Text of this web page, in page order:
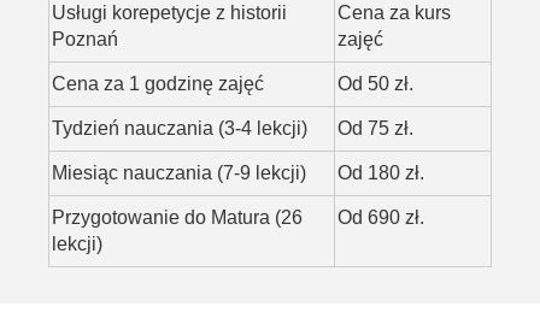
Usługi korepetycje z historii
Poznań
Cena za kurs
zajęć
Cena za 1 godzinę zajęć Od 50 zł.
Tydzień nauczania (3-4 lekcji) Od 75 zł.
Miesiąc nauczania (7-9 lekcji) Od 180 zł.
Przygotowanie do Matura (26
lekcji)
Od 690 zł.